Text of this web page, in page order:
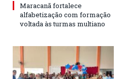
Maracanã fortalece
alfabetização com formação
voltada às turmas multiano